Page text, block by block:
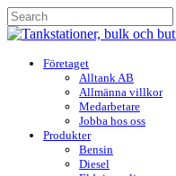
Skip
to
content
Close
search
Menu
Företaget
Alltank AB
Allmänna villkor
Medarbetare
Jobba hos oss
Produkter
Bensin
Diesel